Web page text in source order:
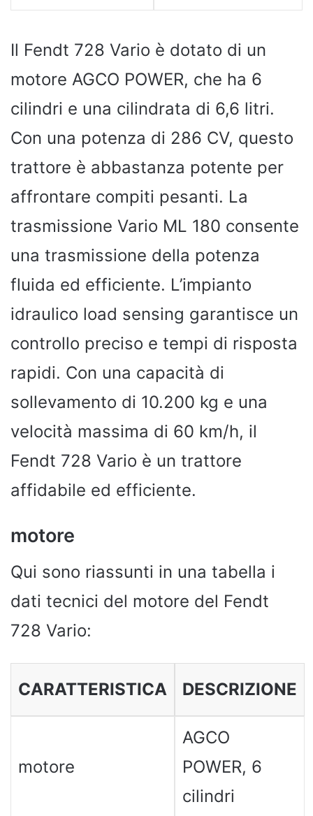
Il Fendt 728 Vario è dotato di un
motore AGCO POWER, che ha 6
cilindri e una cilindrata di 6,6 litri.
Con una potenza di 286 CV, questo
trattore è abbastanza potente per
affrontare compiti pesanti. La
trasmissione Vario ML 180 consente
una trasmissione della potenza
fluida ed efficiente. L’impianto
idraulico load sensing garantisce un
controllo preciso e tempi di risposta
rapidi. Con una capacità di
sollevamento di 10.200 kg e una
velocità massima di 60 km/h, il
Fendt 728 Vario è un trattore
affidabile ed efficiente.
motore
Qui sono riassunti in una tabella i
dati tecnici del motore del Fendt
728 Vario:
CARATTERISTICA DESCRIZIONE
motore
AGCO
POWER, 6
cilindri